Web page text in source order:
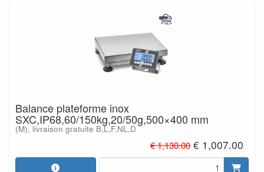
Balance plateforme inox
SXC,IP68,60/150kg,20/50g,500×400 mm
(M), livraison gratuite B,L,F,NL,D
€ 1,130.00 € 1,007.00